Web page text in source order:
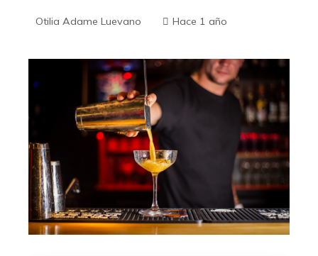
Otilia Adame Luevano Hace 1 año